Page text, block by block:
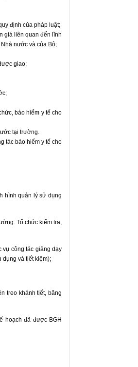
định của pháp luật;
giá liên quan đến lĩnh
nước và của Bộ;
giao;
bảo hiểm y tế cho
tại trường.
tác bảo hiểm y tế cho
hình quản lý sử dụng
Tổ chức kiểm tra,
vụ công tác giảng dạy
dụng và tiết kiệm);
treo khánh tiết, băng
hoạch đã được BGH